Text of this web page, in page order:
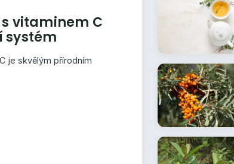
s vitaminem C
systém
je skvělým přírodním